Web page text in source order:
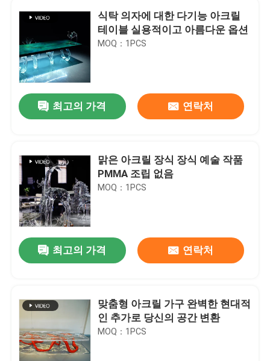
식탁 의자에 대한 다기능 아크릴
테이블 실용적이고 아름다운 옵션
MOQ：1PCS
최고의 가격 연락처
맑은 아크릴 장식 장식 예술 작품
PMMA 조립 없음
MOQ：1PCS
최고의 가격 연락처
맞춤형 아크릴 가구 완벽한 현대적
인 추가로 당신의 공간 변환
MOQ：1PCS